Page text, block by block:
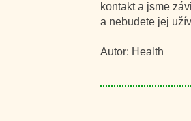
kontakt a jsme
a nebudete jej
Autor: Health